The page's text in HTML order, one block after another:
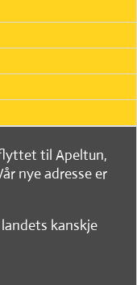
til Apeltun,
nye adresse er
kanskje